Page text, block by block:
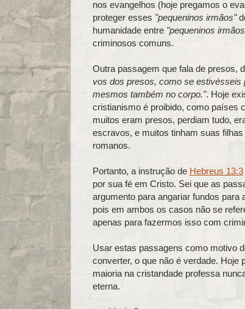
nos evangelhos (hoje pregamos o
proteger esses "pequeninos irmãos"
humanidade entre "pequeninos
criminosos comuns.
Outra passagem que fala de presos,
vos dos presos, como se
mesmos também no corpo.". Hoje
cristianismo é proibido, como países
muitos eram presos, perdiam tudo,
escravos, e muitos tinham suas
romanos.
Portanto, a instrução de Hebreus 13:3
por sua fé em Cristo. Sei que as
argumento para angariar fundos
pois em ambos os casos não se
apenas para fazermos isso com
Usar estas passagens como motivo
converter, o que não é verdade. Hoje
maioria na cristandade professa
eterna.